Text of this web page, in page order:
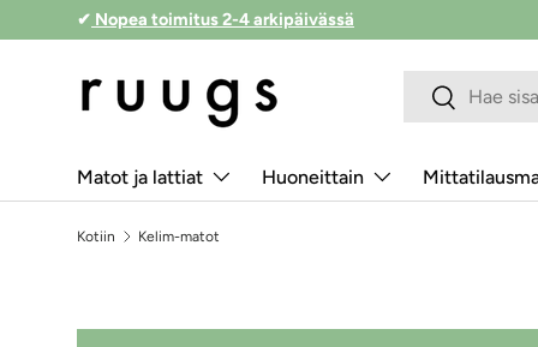
Siirry sisältöön
✔ Nopea toimitus 2-4 arkipäivässä
Hakukenttä
Lähetä
Matot ja lattiat Huoneittain
Kotiin Kelim-matot